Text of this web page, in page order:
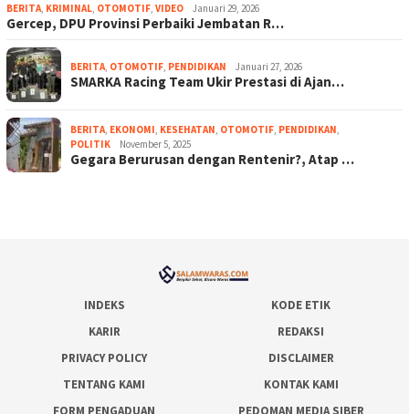
BERITA, KRIMINAL, OTOMOTIF, VIDEO Januari 29, 2026
Gercep, DPU Provinsi Perbaiki Jembatan R…
BERITA, OTOMOTIF, PENDIDIKAN Januari 27, 2026
SMARKA Racing Team Ukir Prestasi di Ajan…
BERITA, EKONOMI, KESEHATAN, OTOMOTIF, PENDIDIKAN,
POLITIK
November 5, 2025
Gegara Berurusan dengan Rentenir?, Atap …
INDEKS
KODE ETIK
KARIR
REDAKSI
PRIVACY POLICY
DISCLAIMER
TENTANG KAMI
KONTAK KAMI
FORM PENGADUAN
PEDOMAN MEDIA SIBER